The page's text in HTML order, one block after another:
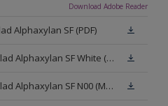
Download Adobe Reader
Alphaxylan SF (PDF)
Veiligheidsinformatieblad Alphaxylan SF White (MSDS)
Veiligheidsinformatieblad Alphaxylan SF N00 (MSDS)